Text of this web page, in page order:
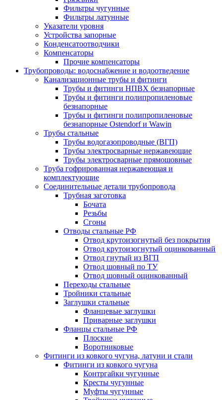
Фильтры чугунные
Фильтры латунные
Указатели уровня
Устройства запорные
Конденсатоотводчики
Компенсаторы
Прочие компенсаторы
Трубопроводы: водоснабжение и водоотведение
Канализационные трубы и фитинги
Трубы и фитинги НПВХ безнапорные
Трубы и фитинги полипропиленовые
безнапорные
Трубы и фитинги полипропиленовые
безнапорные Ostendorf и Wawin
Трубы стальные
Трубы водогазопроводные (ВГП)
Трубы электросварные нержавеющие
Трубы электросварные прямошовные
Труба гофрированная нержавеющая и
комплектующие
Соединительные детали трубопровода
Трубная заготовка
Бочата
Резьбы
Сгоны
Отводы стальные РФ
Отвод крутоизогнутый без покрытия
Отвод крутоизогнутый оцинкованный
Отвод гнутый из ВГП
Отвод шовный по ТУ
Отвод шовный оцинкованный
Переходы стальные
Тройники стальные
Заглушки стальные
Фланцевые заглушки
Приварные заглушки
Фланцы стальные РФ
Плоские
Воротниковые
Фитинги из ковкого чугуна, латуни и стали
Фитинги из ковкого чугуна
Контргайки чугунные
Кресты чугунные
Муфты чугунные